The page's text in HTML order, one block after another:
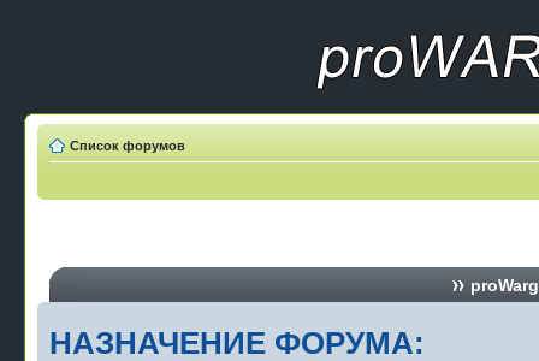
Список форумов
НАЗНАЧЕНИЕ ФОРУМА: